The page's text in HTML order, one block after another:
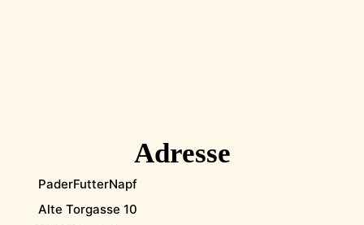
Adresse
PaderFutterNapf
Alte Torgasse 10